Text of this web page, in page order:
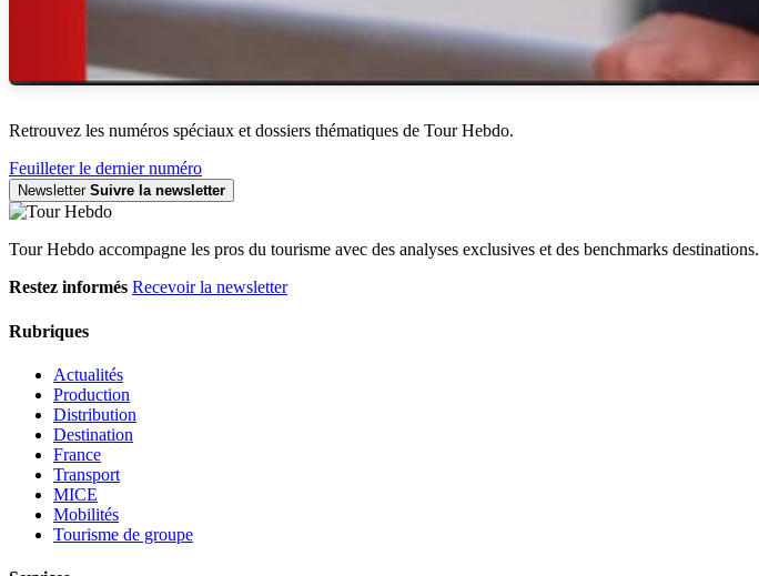
Retrouvez les numéros spéciaux et dossiers thématiques de Tour Hebdo.
Feuilleter le dernier numéro
Newsletter Suivre la newsletter
Tour Hebdo accompagne les pros du tourisme avec des analyses exclusives et des benchmarks destinations.
Restez informés Recevoir la newsletter
Rubriques
Actualités
Production
Distribution
Destination
France
Transport
MICE
Mobilités
Tourisme de groupe